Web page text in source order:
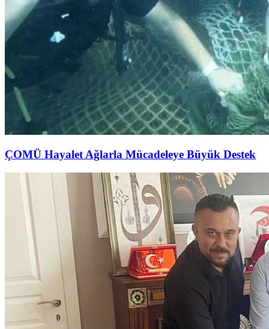
ÇOMÜ Hayalet Ağlarla Mücadeleye Büyük Destek